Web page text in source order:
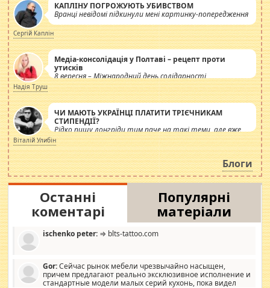
КАПЛІНУ ПОГРОЖУЮТЬ УБИВСТВОМ
Вранці невідомі підкинули мені картинку-попередження
Сергій Каплін
Медіа-консолідація у Полтаві – рецепт проти
утисків
8 вересня – Міжнародний день солідарності
журналістів.
Надія Труш
ЧИ МАЮТЬ УКРАЇНЦІ ПЛАТИТИ ТРІЄЧНИКАМ
СТИПЕНДІЇ?
Рідко пишу лонгріди тим паче на такі теми, але вже
просто дістало! Обурюють сьогоднішні інсенуації
навколо стипендіального питання. Штучно
роздувається ще одна соціальна катастрофа.
Віталій Улибін
Блоги
Останні
коментарі
Популярні
матеріали
ischenko peter: ⇒ blts-tattoo.com
Gor:Сейчас рынок мебели чрезвычайно насыщен,
причем предлагают реально эксклюзивное исполнение и
стандартные модели малых серий кухонь, пока видел